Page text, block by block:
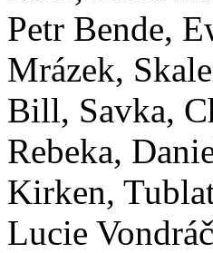
Petr Bende,
Mrázek,
Bill, Savka,
Rebeka,
Kirken,
Lucie